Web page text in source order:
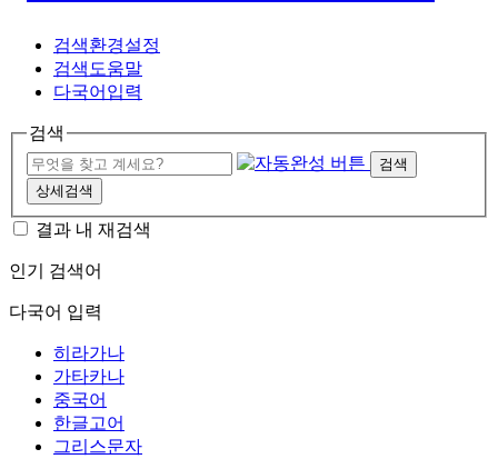
검색환경설정
검색도움말
다국어입력
검색
검색
상세검색
결과 내 재검색
인기 검색어
다국어 입력
히라가나
가타카나
중국어
한글고어
그리스문자